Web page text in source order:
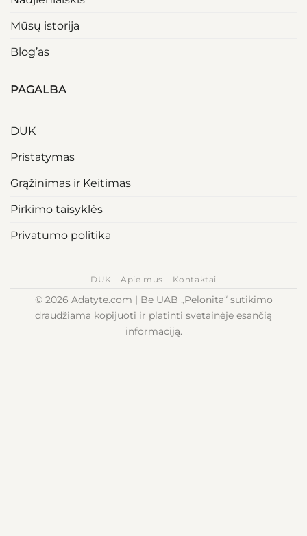
Mūsų istorija
Blog’as
PAGALBA
DUK
Pristatymas
Grąžinimas ir Keitimas
Pirkimo taisyklės
Privatumo politika
DUK Apie mus Kontaktai
© 2026 Adatyte.com | Be UAB „Pelonita“ sutikimo
draudžiama kopijuoti ir platinti svetainėje esančią
informaciją.